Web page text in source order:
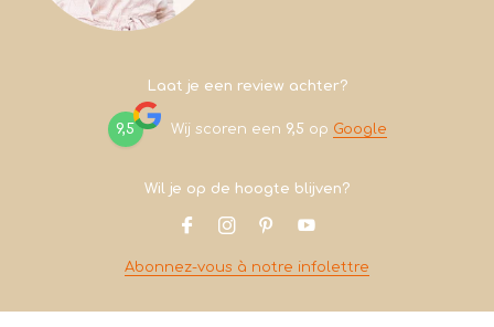
Laat je een review achter?
9,5 Wij scoren een 9,5 op Google
Wil je op de hoogte blijven?
Abonnez-vous à notre infolettre